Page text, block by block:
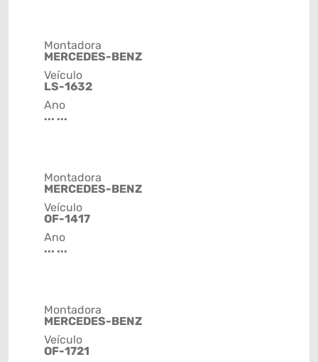
Montadora
MERCEDES-BENZ
Veículo
LS-1632
Ano
... ...
Montadora
MERCEDES-BENZ
Veículo
OF-1417
Ano
... ...
Montadora
MERCEDES-BENZ
Veículo
OF-1721